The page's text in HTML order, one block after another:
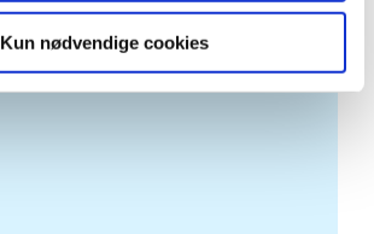
Kun nødvendige cookies